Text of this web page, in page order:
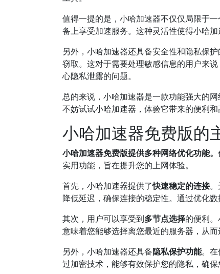
值得一提的是，小哈加速器不仅仅局限于
备上享受加速服务。这种灵活性使得小哈
另外，小哈加速器还具备安全性和隐私保
窃取。这对于需要处理敏感信息的用户来
心隐私泄露的问题。
总的来说，小哈加速器是一款功能强大的
不妨试试小哈加速器，体验它带来的便利和
小哈加速器免费版的
小哈加速器免费版提供多种网络优化功能。
实用功能，旨在提升您的上网体验。
首先，小哈加速器提供了快速稳定的连接。
降低延迟，确保连接的稳定性。通过优化
其次，用户可以享受到多节点选择的便利
意味着您能够选择离您最近的服务器，从而
另外，小哈加速器还具备隐私保护功能。
过加密技术，能够有效保护您的隐私，确保